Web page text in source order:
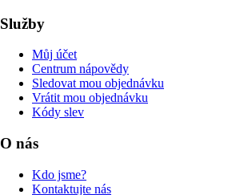
Služby
Můj účet
Centrum nápovědy
Sledovat mou objednávku
Vrátit mou objednávku
Kódy slev
O nás
Kdo jsme?
Kontaktujte nás